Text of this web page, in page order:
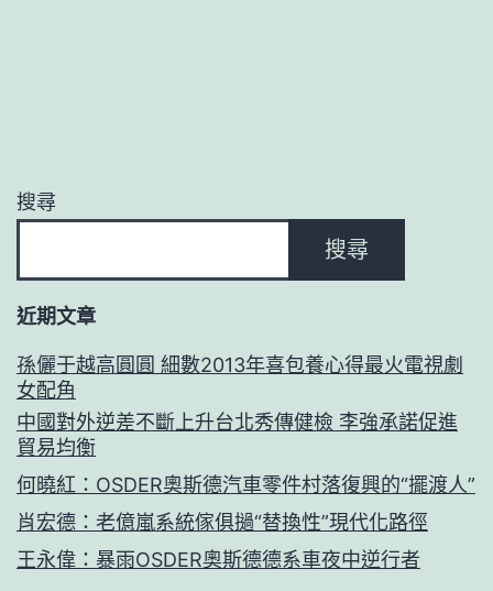
搜尋
搜尋
近期文章
孫儷于越高圓圓 細數2013年喜包養心得最火電視劇
女配角
中國對外逆差不斷上升台北秀傳健檢 李強承諾促進
貿易均衡
何曉紅：OSDER奧斯德汽車零件村落復興的“擺渡人”
肖宏德：老億嵐系統傢俱撾“替換性”現代化路徑
王永偉：暴雨OSDER奧斯德德系車夜中逆行者